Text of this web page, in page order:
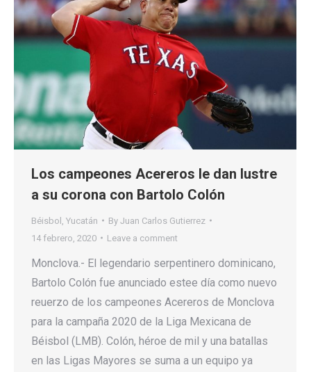
Los campeones Acereros le dan lustre
a su corona con Bartolo Colón
Béisbol Yucatán By Juan Carlos Gutierrez
14 febrero, 2020
Leave a comment
Monclova.- El legendario serpentinero dominicano,
Bartolo Colón fue anunciado estee día como nuevo
reuerzo de los campeones Acereros de Monclova
para la campaña 2020 de la Liga Mexicana de
Béisbol (LMB). Colón, héroe de mil y una batallas
en las Ligas Mayores se suma a un equipo ya